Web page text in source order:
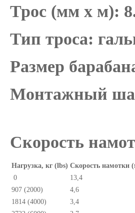
Трос (мм x м):
Тип троса:
Размер
Монтажный
Скорость
Нагрузка, кг (lbs) Скорость намотки
0
13,4
907 (2000)
4,6
1814 (4000)
3,4